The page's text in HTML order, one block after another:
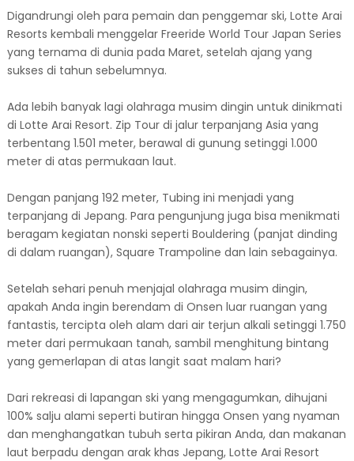
Digandrungi oleh para pemain dan penggemar ski, Lotte Arai
Resorts kembali menggelar Freeride World Tour Japan Series
yang ternama di dunia pada Maret, setelah ajang yang
sukses di tahun sebelumnya.
Ada lebih banyak lagi olahraga musim dingin untuk dinikmati
di Lotte Arai Resort. Zip Tour di jalur terpanjang Asia yang
terbentang 1.501 meter, berawal di gunung setinggi 1.000
meter di atas permukaan laut.
Dengan panjang 192 meter, Tubing ini menjadi yang
terpanjang di Jepang. Para pengunjung juga bisa menikmati
beragam kegiatan nonski seperti Bouldering (panjat dinding
di dalam ruangan), Square Trampoline dan lain sebagainya.
Setelah sehari penuh menjajal olahraga musim dingin,
apakah Anda ingin berendam di Onsen luar ruangan yang
fantastis, tercipta oleh alam dari air terjun alkali setinggi 1.750
meter dari permukaan tanah, sambil menghitung bintang
yang gemerlapan di atas langit saat malam hari?
Dari rekreasi di lapangan ski yang mengagumkan, dihujani
100% salju alami seperti butiran hingga Onsen yang nyaman
dan menghangatkan tubuh serta pikiran Anda, dan makanan
laut berpadu dengan arak khas Jepang, Lotte Arai Resort